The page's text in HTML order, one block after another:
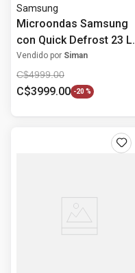
Samsung
Microondas Samsung
con Quick Defrost 23 L
(0.8 PCU)
MS23K3513AK/AP
Vendido por Siman
C$4999.00
C$3999.00 -20 %